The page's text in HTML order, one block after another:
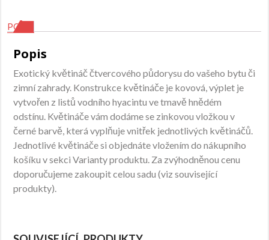
POPIS
Popis
Exotický květináč čtvercového půdorysu do vašeho bytu či
zimní zahrady. Konstrukce květináče je kovová, výplet je
vytvořen z listů vodního hyacintu ve tmavě hnědém
odstínu. Květináče vám dodáme se zinkovou vložkou v
černé barvě, která vyplňuje vnitřek jednotlivých květináčů.
Jednotlivé květináče si objednáte vložením do nákupního
košíku v sekci Varianty produktu. Za zvýhodněnou cenu
doporučujeme zakoupit celou sadu (viz související
produkty).